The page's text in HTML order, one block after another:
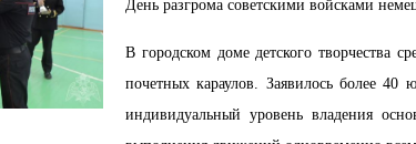
День разгрома советскими войсками
В городском доме детского творчества
почетных караулов. Заявилось более
индивидуальный уровень владения